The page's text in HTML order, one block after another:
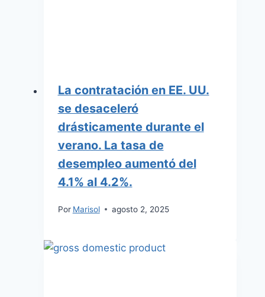
La contratación en EE. UU.
se desaceleró
drásticamente durante el
verano. La tasa de
desempleo aumentó del
4.1% al 4.2%.
Por Marisol agosto 2, 2025